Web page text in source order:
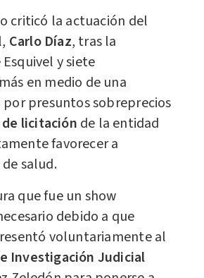
criticó la actuación del
Carlo Díaz, tras la
y siete
en medio de una
por presuntos sobreprecios
licitación de la entidad
favorecer a
salud.
que fue un show
debido a que
voluntariamente al
Investigación Judicial